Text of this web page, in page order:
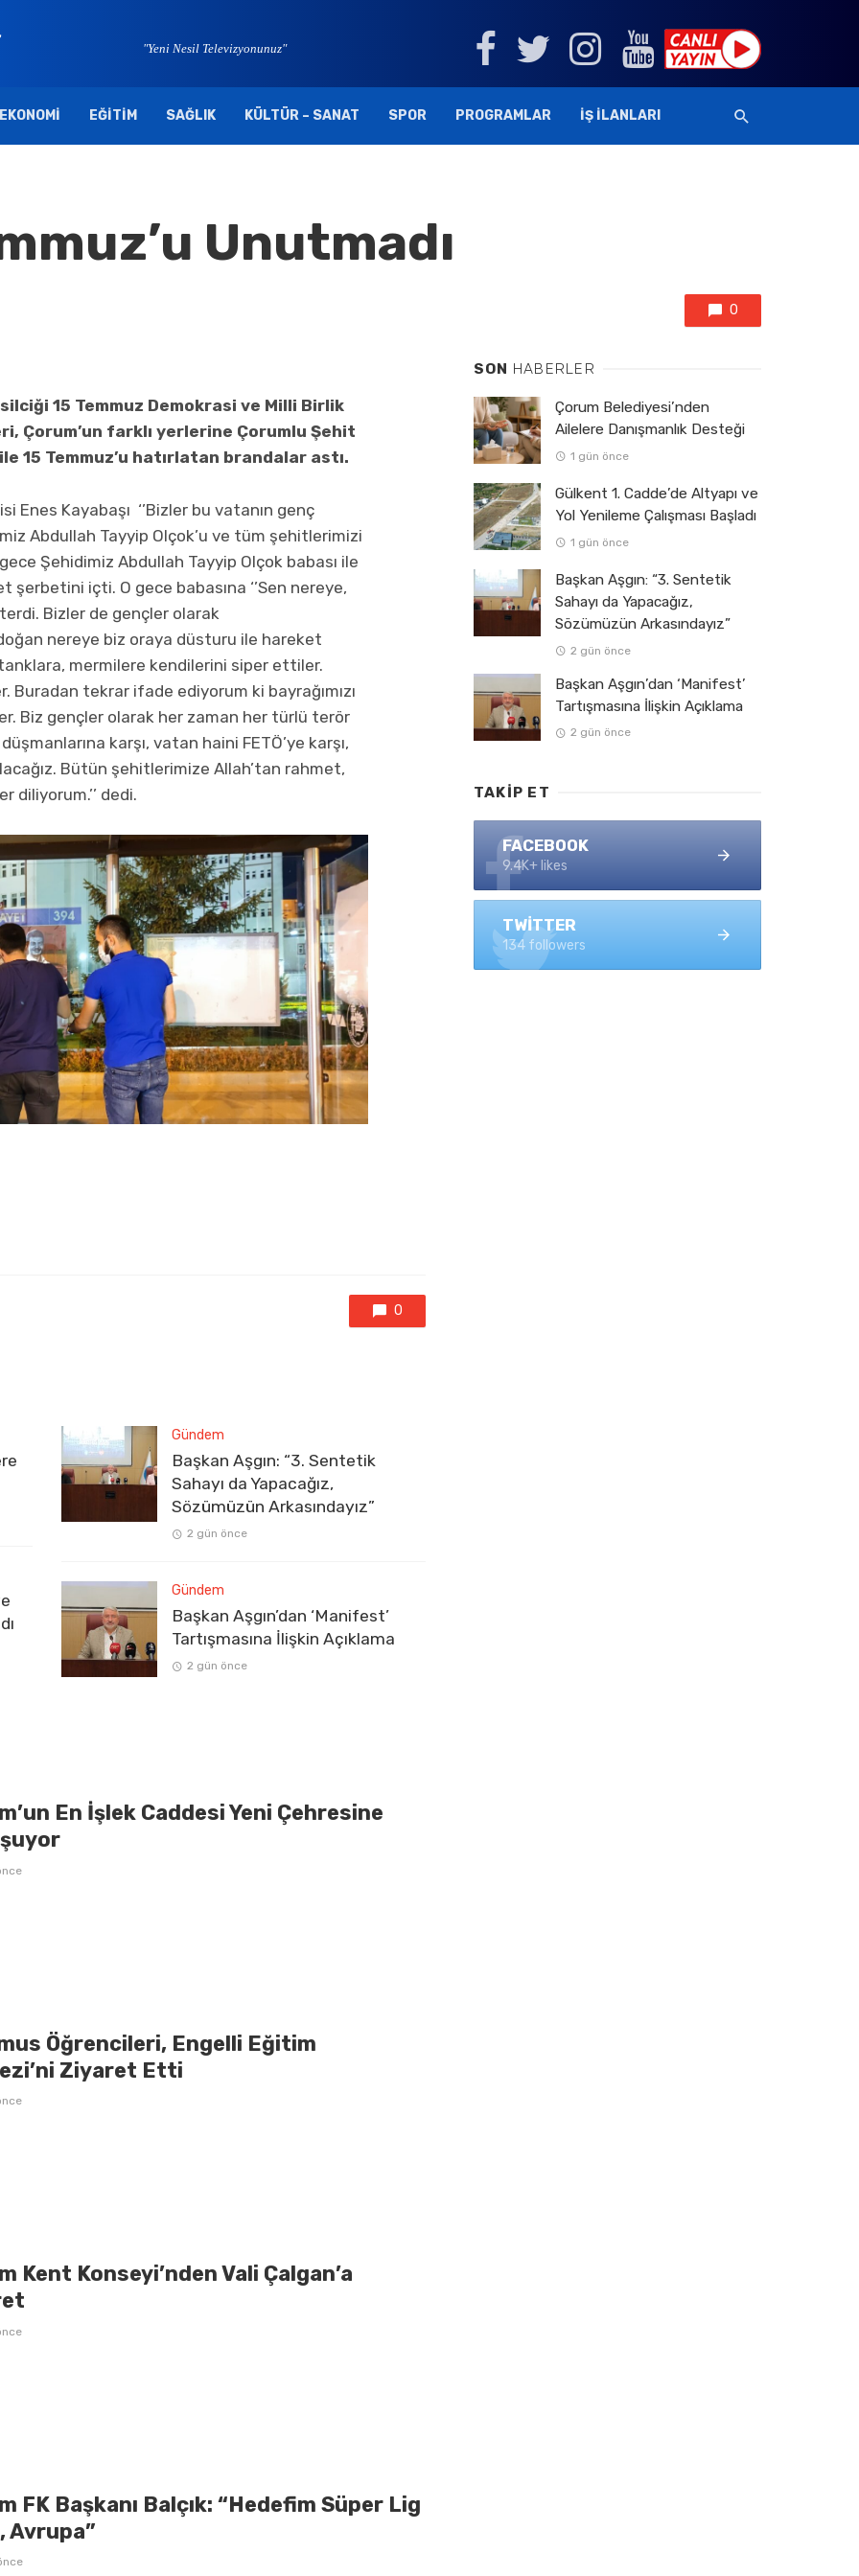
"Yeni Nesil Televizyonunuz"
EKONOMI EĞITIM SAĞLIK KÜLTÜR – SANAT SPOR PROGRAMLAR İŞ İLANLARI
Unutmadı
0
15 Temmuz Demokrasi ve Milli Birlik
Çorum’un farklı yerlerine Çorumlu Şehit
15 Temmuz’u hatırlatan brandalar astı.
Enes Kayabaşı ‘’Bizler bu vatanın genç
Abdullah Tayyip Olçok’u ve tüm şehitlerimizi
Şehidimiz Abdullah Tayyip Olçok babası ile
şerbetini içti. O gece babasına ‘’Sen nereye,
Bizler de gençler olarak
nereye biz oraya düsturu ile hareket
mermilere kendilerini siper ettiler.
Buradan tekrar ifade ediyorum ki bayrağımızı
Biz gençler olarak her zaman her türlü terör
karşı, vatan haini FETÖ’ye karşı,
Bütün şehitlerimize Allah’tan rahmet,
diliyorum.’’ dedi.
0
Gündem
Başkan Aşgın: “3. Sentetik
Sahayı da Yapacağız,
Sözümüzün Arkasındayız”
2 gün önce
Gündem
Başkan Aşgın’dan ‘Manifest’
Tartışmasına İlişkin Açıklama
2 gün önce
En İşlek Caddesi Yeni Çehresine
Öğrencileri, Engelli Eğitim
Ziyaret Etti
Kent Konseyi’nden Vali Çalgan’a
FK Başkanı Balçık: “Hedefim Süper Lig
Avrupa”
SON HABERLER
Çorum Belediyesi’nden
Ailelere Danışmanlık Desteği
1 gün önce
Gülkent 1. Cadde’de Altyapı ve
Yol Yenileme Çalışması Başladı
1 gün önce
Başkan Aşgın: “3. Sentetik
Sahayı da Yapacağız,
Sözümüzün Arkasındayız”
2 gün önce
Başkan Aşgın’dan ‘Manifest’
Tartışmasına İlişkin Açıklama
2 gün önce
TAKIP ET
FACEBOOK
9.4K+ likes
TWITTER
134 followers